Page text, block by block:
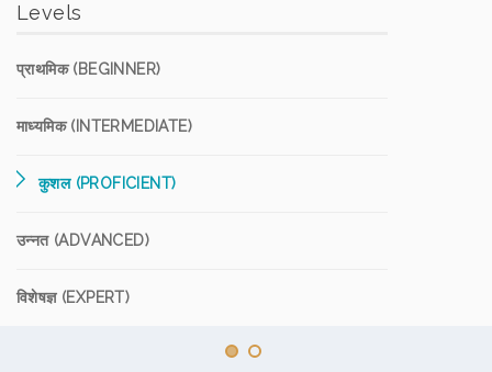
Levels
प्राथमिक (BEGINNER)
माध्यमिक (INTERMEDIATE)
कुशल (PROFICIENT)
उन्नत (ADVANCED)
विशेषज्ञ (EXPERT)